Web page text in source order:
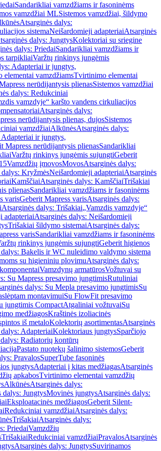
Sandarikliai vamzdžiams ir fasoninėms
vamzdžiai MLSistemos vamzdžiai, šildymo
Atsarginės dalys:
sistemaNeišardomieji adapteriaiAtsarginės
dalys: JungtysKolektoriai su sriegine
dalys: PriedaiSandarikliai vamzdžiams ir
tarpikliaiVaržtų rinkinys jungėmis
Adapteriai ir jungtys,
elementai vamzdžiamsTvirtinimo elementai
nerūdijantysis plienasSistemos vamzdžiai
dalys: Redukciniai
vamzdyje“ karšto vandens cirkuliacijos
Atsarginės dalys:
nerūdijantysis plienas, dujosSistemos
vamzdžiaiAlkūnėsAtsarginės dalys:
ir jungtys,
Mapress nerūdijantysis plienasSandarikliai
Varžtų rinkinys jungėmis sujungtiGeberit
Vamzdžių įmovosMovosAtsarginės dalys:
dalys: KryžmėsNeišardomieji adapteriaiAtsarginės
KamščiaiAtsarginės dalys: KamščiaiTrišakiai
plienasSandarikliai vamzdžiams ir fasoninėms
varisGeberit Mapress varisAtsarginės dalys:
Atsarginės dalys: Trišakiai„Vamzdis vamzdyje“
adapteriaiAtsarginės dalys: Neišardomieji
Trišakiai šildymo sistemaiAtsarginės dalys:
varisSandarikliai vamzdžiams ir fasoninėms
rinkinys jungėmis sujungtiGeberit higienos
Bakelis ir WC nuleidimo valdymo sistema
su higieniniu plovimuAtsarginės dalys:
Vamzdynų armatūrosVožtuvai su
Su Mapress presavimo jungtimisRutuliniai
dalys: Su Mepla presavimo jungtimisSu
montavimuiSu FlowFit presavimo
jungtimis CompactAtgaliniai vožtuvaiSu
medžiagosKraštinės izoliacinės
iš metaloKolektorių asortimentasAtsarginės
AdapteriaiKolektoriaus jungtysSparčiojo
Radiatorių kontūrų
Pastato nuotekų šalinimo sistemosGeberit
PravalosSuperTube fasoninės
jungtysAdapteriai į kitas medžiagasAtsarginės
apkabosTvirtinimo elementai vamzdžių
AlkūnėsAtsarginės dalys:
dalys: JungtysMovinės jungtysAtsarginės dalys:
Eksploatacinės medžiagosGeberit Silent-
Redukciniai vamzdžiaiAtsarginės dalys:
TrišakiaiAtsarginės dalys:
PriedaiVamzdžių
TrišakiaiRedukciniai vamzdžiaiPravalosAtsarginės
Atsarginės dalys: JungtysSuvirinamos